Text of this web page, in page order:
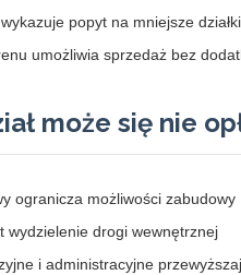
popyt na mniejsze działki
umożliwia sprzedaż bez
może się nie
ogranicza możliwości zabudowy
wydzielenie drogi wewnętrznej
i administracyjne